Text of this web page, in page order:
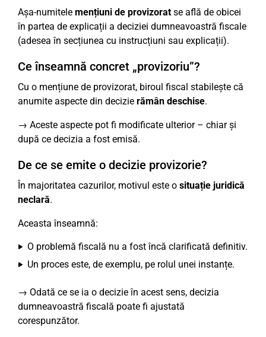
Așa-numitele mențiuni de provizoratse află de obicei
în partea de explicații a deciziei dumneavoastră fiscale
(adesea în secțiunea cu instrucțiuni sau explicații).
Ce înseamnă concret „provizoriu”?
Cu o mențiune de provizorat, biroul fiscal stabilește că
anumite aspecte din decizie rămân deschise.
→ Aceste aspecte pot fi modificate ulterior – chiar și
după ce decizia a fost emisă.
De ce se emite o decizie provizorie?
În majoritatea cazurilor, motivul este o situație juridică
neclară.
Aceasta înseamnă:
O problemă fiscală nu a fost încă clarificată definitiv.
Un proces este, de exemplu, pe rolul unei instanțe.
→ Odată ce se ia o decizie în acest sens, decizia
dumneavoastră fiscală poate fi ajustată
corespunzător.